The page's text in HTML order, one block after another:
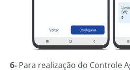
6- Para realização do Controle